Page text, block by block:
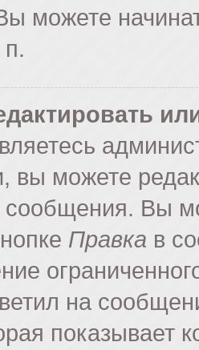
можете
п.
вы можете
сообщения. Вы
Правка в
на
показывает